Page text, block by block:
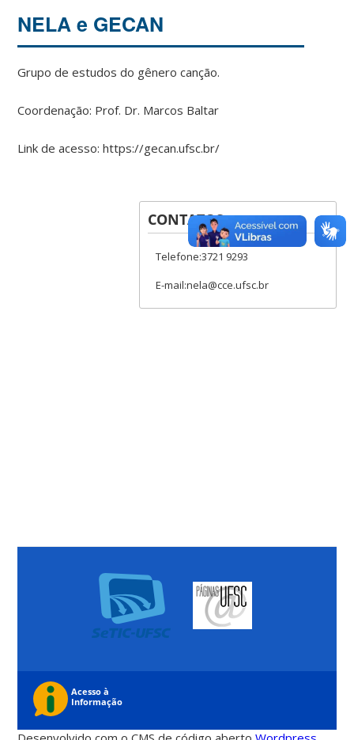
NELA e GECAN
Grupo de estudos do gênero canção.
Coordenação: Prof. Dr. Marcos Baltar
Link de acesso: https://gecan.ufsc.br/
CONTATOS
Telefone:3721 9293
E-mail:nela@cce.ufsc.br